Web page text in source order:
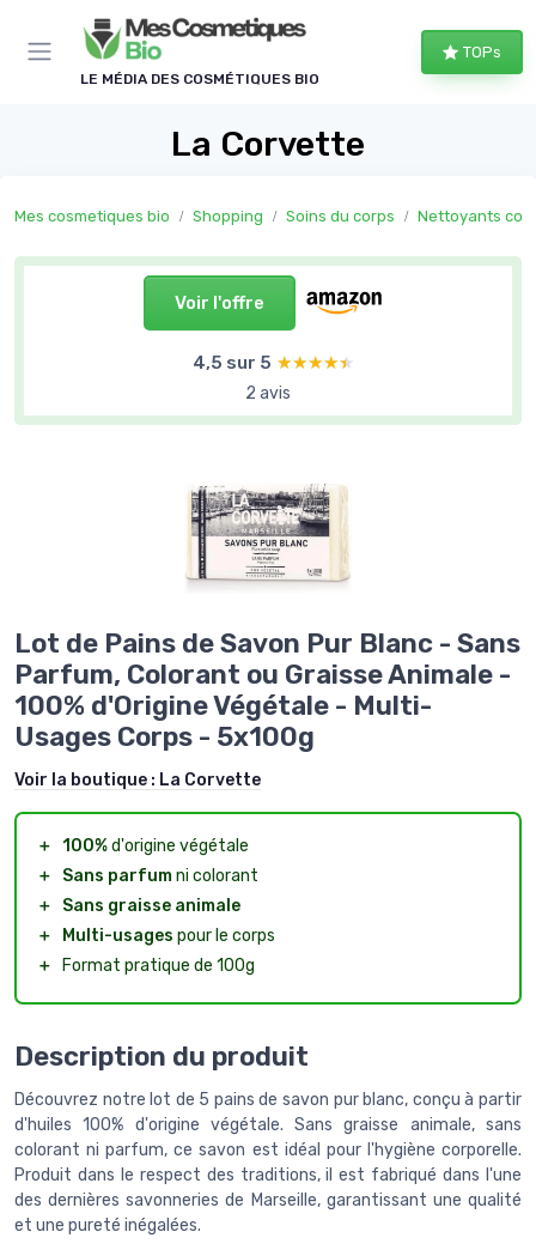
LE MÉDIA DES COSMÉTIQUES BIO
TOPs
La Corvette
Mes cosmetiques bio Shopping Soins du corps Nettoyants
Voir l'offre
4,5 sur 5 ★★★★★
★★★★★
2 avis
Lot de Pains de Savon Pur Blanc - Sans
Parfum, Colorant ou Graisse Animale -
100% d'Origine Végétale - Multi-
Usages Corps - 5x100g
Voir la boutique : La Corvette
＋ 100%d'origine végétale
＋
Sans parfumni colorant
＋
Sans graisse animale
＋
Multi-usages pour le corps
＋
Format pratique de 100g
Description du produit
Découvrez notre lot de 5 pains de savon pur blanc, conçu à partir
d'huiles 100% d'origine végétale. Sans graisse animale, sans
colorant ni parfum, ce savon est idéal pour l'hygiène corporelle.
Produit dans le respect des traditions, il est fabriqué dans l'une
des dernières savonneries de Marseille, garantissant une qualité
et une pureté inégalées.
Panneau de gestion des cookies